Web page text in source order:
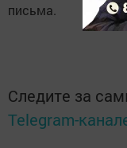
письма.
Следите за
Telegram-